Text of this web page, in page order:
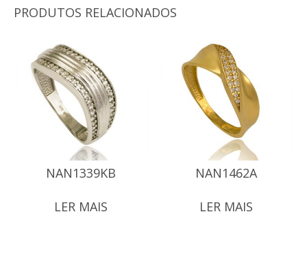
PRODUTOS RELACIONADOS
NAN1339KB
LER MAIS
NAN1462A
LER MAIS